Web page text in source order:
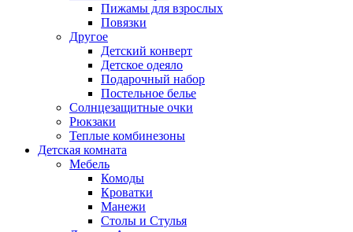
Пижамы для взрослых
Повязки
Другое
Детский конверт
Детское одеяло
Подарочный набор
Постельное белье
Солнцезащитные очки
Рюкзаки
Теплые комбинезоны
Детская комната
Мебель
Комоды
Кроватки
Манежи
Столы и Стулья